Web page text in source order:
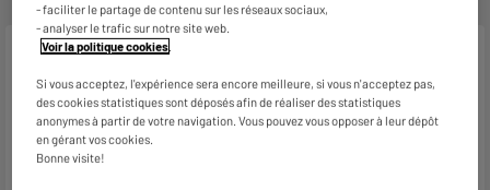
Caractéristiques
Marque L'OR
Type de produit
- faciliter le partage de contenu sur les réseaux sociaux,
- analyser le trafic sur notre site web.
Voir la politique cookies.
Si vous acceptez, l'expérience sera encore meilleure, si vous n'acceptez pas,
des cookies statistiques sont déposés afin de réaliser des statistiques
anonymes à partir de votre navigation. Vous pouvez vous opposer à leur dépôt
en gérant vos cookies.
Bonne visite!